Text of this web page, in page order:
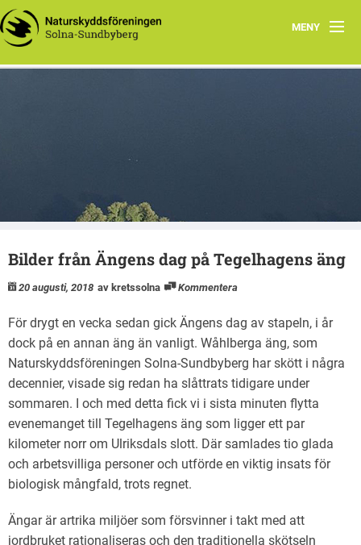
MENY
Hem
Dokument
Kontakta oss
Bilder från Ängens dag på Tegelhagens äng
20 augusti, 2018 av kretssolna Kommentera
För drygt en vecka sedan gick Ängens dag av stapeln, i år
dock på en annan äng än vanligt. Wåhlberga äng, som
Naturskyddsföreningen Solna-Sundbyberg har skött i några
decennier, visade sig redan ha slåttrats tidigare under
sommaren. I och med detta fick vi i sista minuten flytta
evenemanget till Tegelhagens äng som ligger ett par
kilometer norr om Ulriksdals slott. Där samlades tio glada
och arbetsvilliga personer och utförde en viktig insats för
biologisk mångfald, trots regnet.
Ängar är artrika miljöer som försvinner i takt med att
jordbruket rationaliseras och den traditionella skötseln